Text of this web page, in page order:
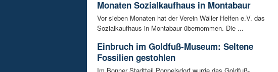
Monaten Sozialkaufhaus in Montabaur
Vor sieben Monaten hat der Verein Wäller Helfen e.V. das
Sozialkaufhaus in Montabaur übernommen. Die ...
Einbruch im Goldfuß-Museum: Seltene
Fossilien gestohlen